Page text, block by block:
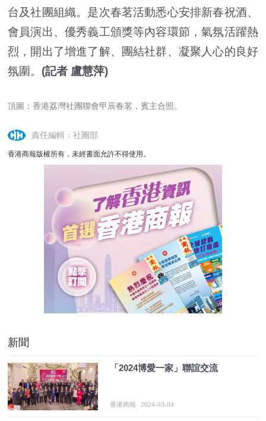
台及社團組織。是次春茗活動悉心安排新春祝酒、
會員演出、優秀義工頒獎等內容環節，氣氛活躍熱
烈，開出了增進了解、團結社群、凝聚人心的良好
氛圍。 (記者 盧慧萍)
頂圖：香港荔灣社團聯會甲辰春茗，賓主合照。
責任編輯：社團部
香港商報版權所有，未經書面允許不得使用。
新聞
「2024博愛一家」聯誼交流
香港商報 2024-03-04